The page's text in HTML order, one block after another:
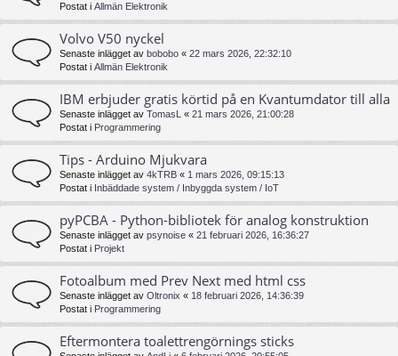
Postat i Allmän Elektronik
Volvo V50 nyckel
Senaste inlägget av bobobo « 22 mars 2026, 22:32:10
Postat i Allmän Elektronik
IBM erbjuder gratis körtid på en Kvantumdator till alla
Senaste inlägget av TomasL « 21 mars 2026, 21:00:28
Postat i Programmering
Tips - Arduino Mjukvara
Senaste inlägget av 4kTRB « 1 mars 2026, 09:15:13
Postat i Inbäddade system / Inbyggda system / IoT
pyPCBA - Python-bibliotek för analog konstruktion
Senaste inlägget av psynoise « 21 februari 2026, 16:36:27
Postat i Projekt
Fotoalbum med Prev Next med html css
Senaste inlägget av Oltronix « 18 februari 2026, 14:36:39
Postat i Programmering
Eftermontera toalettrengörnings sticks